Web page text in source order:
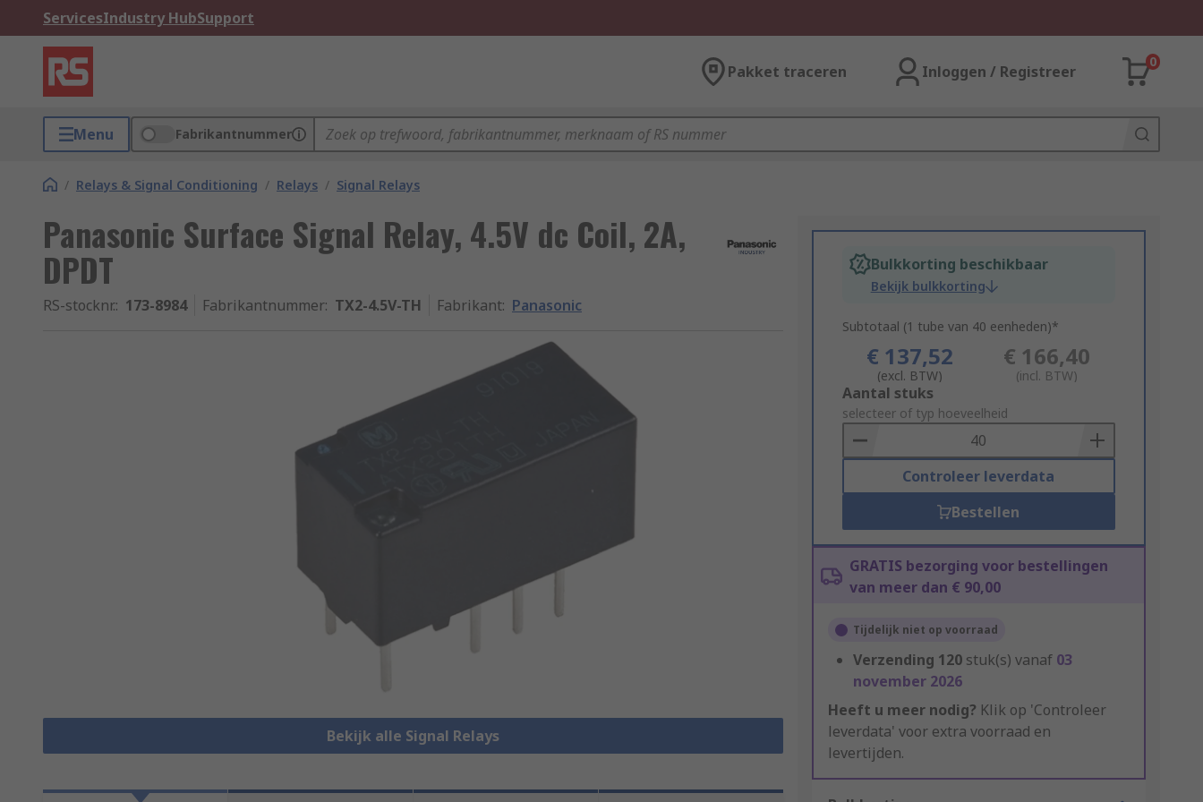
ServicesIndustry HubSupport
Pakket traceren Inloggen / Registreer
0
Menu Fabrikantnummer
/ Relays & Signal Conditioning / Relays / Signal Relays
Panasonic Surface Signal Relay, 4.5V dc Coil, 2A,
DPDT
RS-stocknr.: 173-8984 Fabrikantnummer: TX2-4.5V-TH Fabrikant: Panasonic
Bekijk alle Signal Relays
Bulkkorting beschikbaar
Bekijk bulkkorting
Subtotaal (1 tube van 40 eenheden)*
€ 137,52
(excl. BTW)
€ 166,40
(incl. BTW)
Add
to
Basket
Aantal stuks
selecteer of typ hoeveelheid
Controleer leverdata
Bestellen
GRATIS bezorging voor bestellingen
van meer dan € 90,00
Tijdelijk niet op voorraad
Verzending 120 stuk(s) vanaf 03
november 2026
Heeft u meer nodig? Klik op 'Controleer
leverdata' voor extra voorraad en
levertijden.